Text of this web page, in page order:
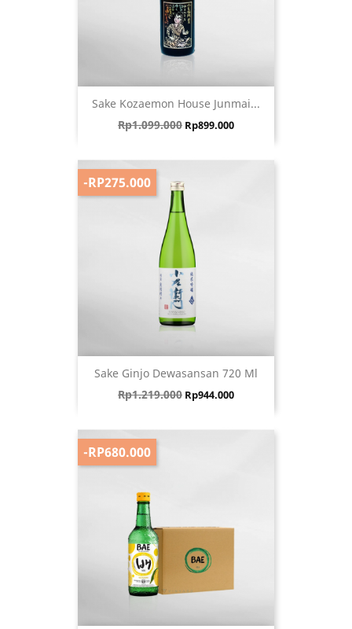
Sake Kozaemon House Junmai...
Harga biasa
Rp1.099.000 Harga
Rp899.000
Sake Ginjo Dewasansan 720 Ml
Harga biasa
Rp1.219.000 Harga
Rp944.000
-RP275.000
-RP680.000